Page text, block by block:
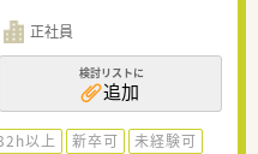
正社員
検討リストに
追加
以上 新卒可
未経験可